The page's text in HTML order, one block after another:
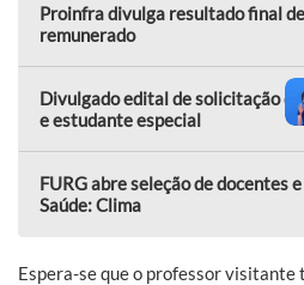
Proinfra divulga resultado final
remunerado
Divulgado edital de solicitação
e estudante especial
FURG abre seleção de docentes
Saúde: Clima
Espera-se que o professor visitante